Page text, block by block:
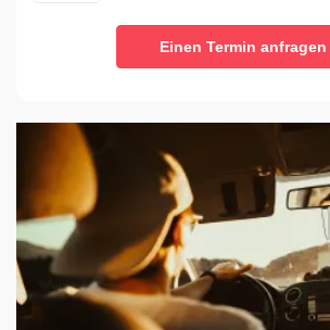
Einen Termin anfragen